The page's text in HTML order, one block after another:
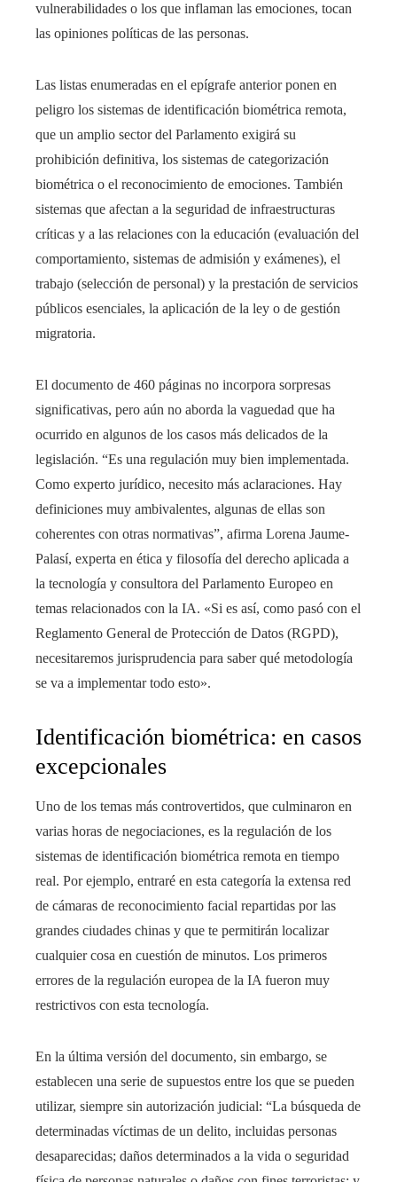
vulnerabilidades o los que inflaman las emociones, tocan
las opiniones políticas de las personas.
Las listas enumeradas en el epígrafe anterior ponen en
peligro los sistemas de identificación biométrica remota,
que un amplio sector del Parlamento exigirá su
prohibición definitiva, los sistemas de categorización
biométrica o el reconocimiento de emociones. También
sistemas que afectan a la seguridad de infraestructuras
críticas y a las relaciones con la educación (evaluación del
comportamiento, sistemas de admisión y exámenes), el
trabajo (selección de personal) y la prestación de servicios
públicos esenciales, la aplicación de la ley o de gestión
migratoria.
El documento de 460 páginas no incorpora sorpresas
significativas, pero aún no aborda la vaguedad que ha
ocurrido en algunos de los casos más delicados de la
legislación. “Es una regulación muy bien implementada.
Como experto jurídico, necesito más aclaraciones. Hay
definiciones muy ambivalentes, algunas de ellas son
coherentes con otras normativas”, afirma Lorena Jaume-
Palasí, experta en ética y filosofía del derecho aplicada a
la tecnología y consultora del Parlamento Europeo en
temas relacionados con la IA. «Si es así, como pasó con el
Reglamento General de Protección de Datos (RGPD),
necesitaremos jurisprudencia para saber qué metodología
se va a implementar todo esto».
Identificación biométrica: en casos
excepcionales
Uno de los temas más controvertidos, que culminaron en
varias horas de negociaciones, es la regulación de los
sistemas de identificación biométrica remota en tiempo
real. Por ejemplo, entraré en esta categoría la extensa red
de cámaras de reconocimiento facial repartidas por las
grandes ciudades chinas y que te permitirán localizar
cualquier cosa en cuestión de minutos. Los primeros
errores de la regulación europea de la IA fueron muy
restrictivos con esta tecnología.
En la última versión del documento, sin embargo, se
establecen una serie de supuestos entre los que se pueden
utilizar, siempre sin autorización judicial: “La búsqueda de
determinadas víctimas de un delito, incluidas personas
desaparecidas; daños determinados a la vida o seguridad